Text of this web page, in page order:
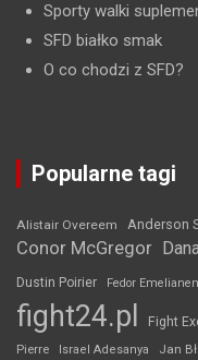
Sporty walki
SFD białko smak
O co chodzi z SFD?
Popularne tagi
Alistair Overeem Anderson
Conor McGregor
Dustin Poirier Fedor
fight24.pl Fight
Pierre
Israel Adesanya Jan